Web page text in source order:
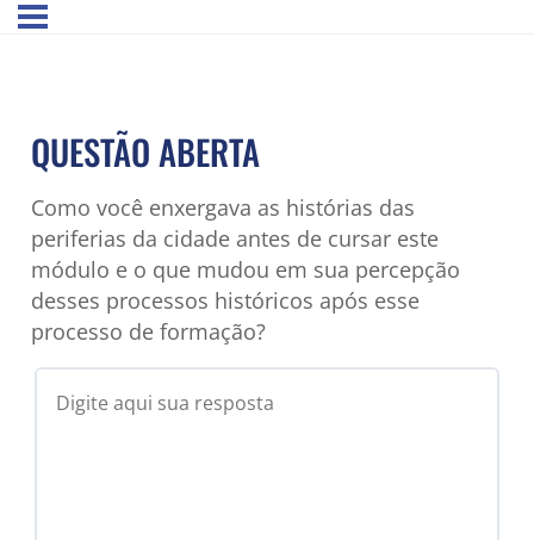
QUESTÃO ABERTA
Como você enxergava as histórias das
periferias da cidade antes de cursar este
módulo e o que mudou em sua percepção
desses processos históricos após esse
processo de formação?